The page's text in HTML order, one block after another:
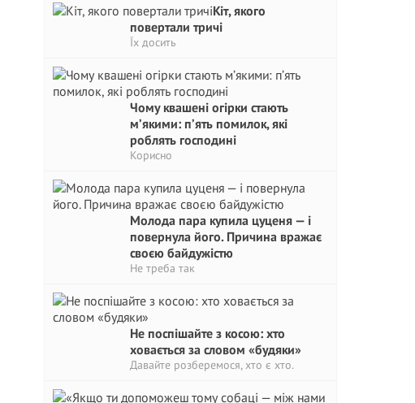
Кіт, якого
повертали тричі
Їх досить
Чому квашені огірки стають
м’якими: п’ять помилок, які
роблять господині
Корисно
Молода пара купила цуценя — і
повернула його. Причина вражає
своєю байдужістю
Не треба так
Не поспішайте з косою: хто
ховається за словом «будяки»
Давайте розберемося, хто є хто.